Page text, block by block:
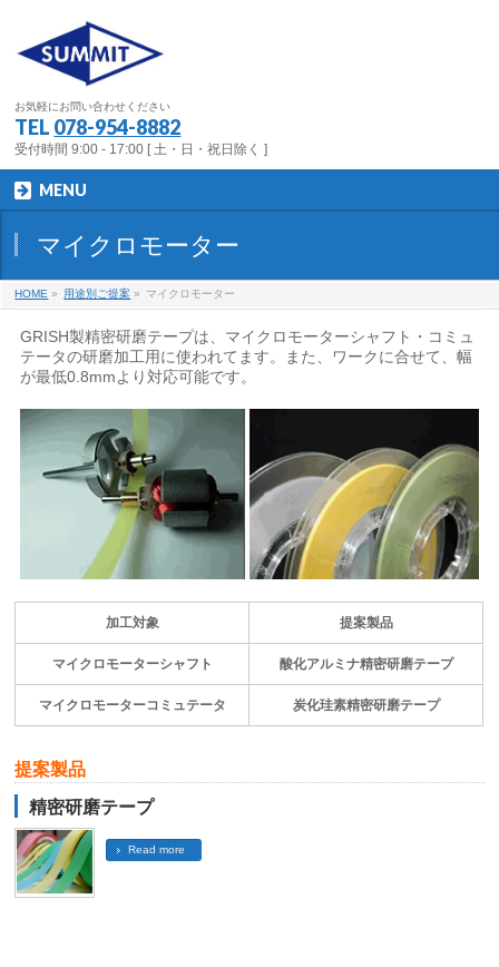
お気軽にお問い合わせください
TEL 078-954-8882
受付時間 9:00 - 17:00 [ 土・日・祝日除く ]
MENU
マイクロモーター
HOME » 用途別ご提案 » マイクロモーター
GRISH製精密研磨テープは、マイクロモーターシャフト・コミュ
テータの研磨加工用に使われてます。また、ワークに合せて、幅
が最低0.8mmより対応可能です。
加工対象 提案製品
マイクロモーターシャフト 酸化アルミナ精密研磨テープ
マイクロモーターコミュテータ 炭化珪素精密研磨テープ
提案製品
精密研磨テープ
Read more